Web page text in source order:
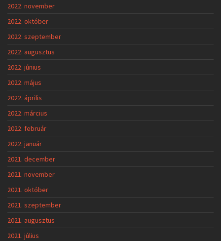
2022. november
2022. október
2022. szeptember
2022. augusztus
2022. június
2022. május
2022. április
2022. március
2022. február
2022. január
2021. december
2021. november
2021. október
2021. szeptember
2021. augusztus
2021. július